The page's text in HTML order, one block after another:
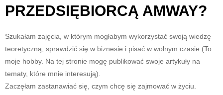
PRZEDSIĘBIORCĄ AMWAY?
Szukałam zajęcia, w którym mogłabym wykorzystać swoją wiedzę
teoretyczną, sprawdzić się w biznesie i pisać w wolnym czasie (To
moje hobby. Na tej stronie mogę publikować swoje artykuły na
tematy, które mnie interesują).
Zaczęłam zastanawiać się, czym chcę się zajmować w życiu.